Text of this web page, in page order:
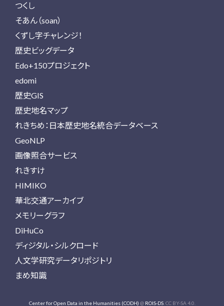
つくし
そあん（soan）
くずし字チャレンジ！
歴史ビッグデータ
Edo+150プロジェクト
edomi
歴史GIS
歴史地名マップ
れきちめ：日本歴史地名統合データベース
GeoNLP
画像照合サービス
れきすけ
HIMIKO
華北交通アーカイブ
メモリーグラフ
DiHuCo
ディジタル・シルクロード
人文学研究データリポジトリ
まめ知識
Center for Open Data in the Humanities (CODH) @ ROIS-DS. CC BY-SA 4.0.